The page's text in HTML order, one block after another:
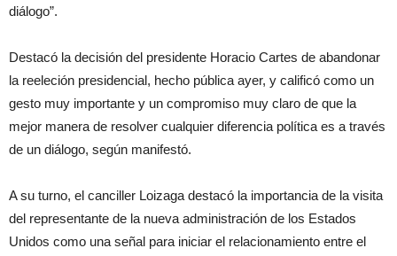
diálogo”.
Destacó la decisión del presidente Horacio Cartes de abandonar
la reeleción presidencial, hecho pública ayer, y calificó como un
gesto muy importante y un compromiso muy claro de que la
mejor manera de resolver cualquier diferencia política es a través
de un diálogo, según manifestó.
A su turno, el canciller Loizaga destacó la importancia de la visita
del representante de la nueva administración de los Estados
Unidos como una señal para iniciar el relacionamiento entre el